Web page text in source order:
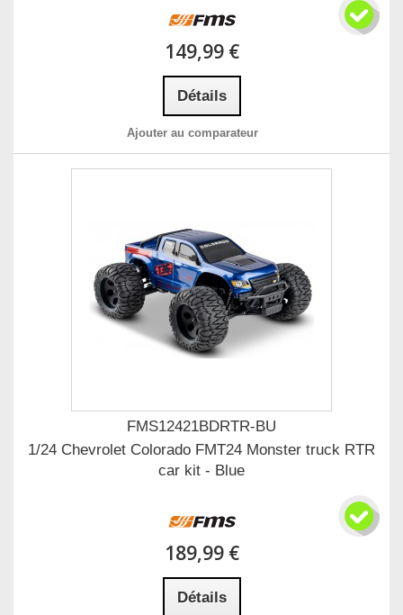
149,99 €
Détails
Ajouter au comparateur
FMS12421BDRTR-BU
1/24 Chevrolet Colorado FMT24 Monster truck RTR
car kit - Blue
189,99 €
Détails